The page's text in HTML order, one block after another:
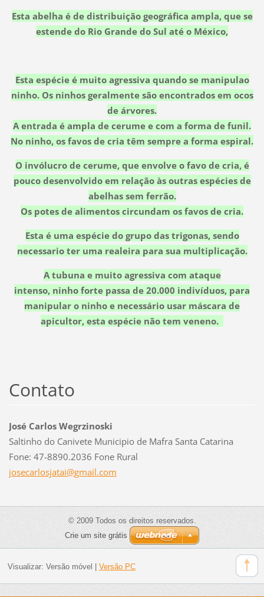
Esta abelha é de distribuição geográfica ampla, que se
estende do Rio Grande do Sul até o México,
Esta espécie é muito agressiva quando se manipulao
ninho. Os ninhos geralmente são encontrados em ocos
de árvores.
A entrada é ampla de cerume e com a forma de funil.
No ninho, os favos de cria têm sempre a forma espiral.
O invólucro de cerume, que envolve o favo de cria, é
pouco desenvolvido em relação às outras espécies de
abelhas sem ferrão.
Os potes de alimentos circundam os favos de cria.
Esta é uma espécie do grupo das trigonas, sendo
necessario ter uma realeira para sua multiplicação.
A tubuna e muito agressiva com ataque
intenso, ninho forte passa de 20.000 indivíduos, para
manipular o ninho e necessário usar máscara de
apicultor, esta espécie não tem veneno.
Contato
José Carlos Wegrzinoski
Saltinho do Canivete Municipio de Mafra Santa Catarina
Fone: 47-8890.2036 Fone Rural
josecarlosjatai@gmail.com
© 2009 Todos os direitos reservados.
Crie um site grátis
Visualizar: Versão móvel Versão PC